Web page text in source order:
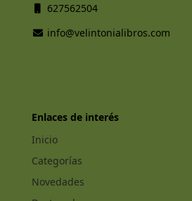
627562504
info@velintonialibros.com
Enlaces de interés
Inicio
Categorías
Novedades